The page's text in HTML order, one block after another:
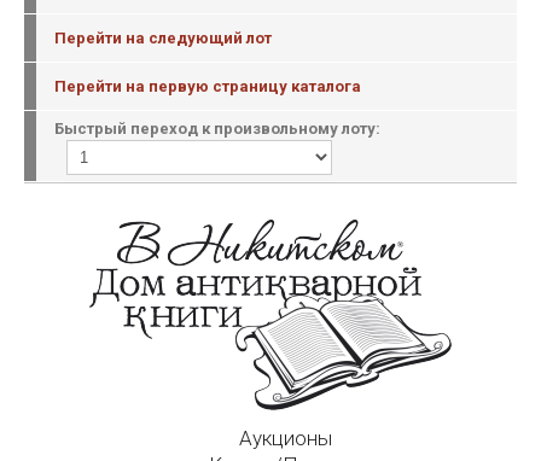
Перейти на следующий лот
Перейти на первую страницу каталога
Быстрый переход к произвольному лоту:
Аукционы